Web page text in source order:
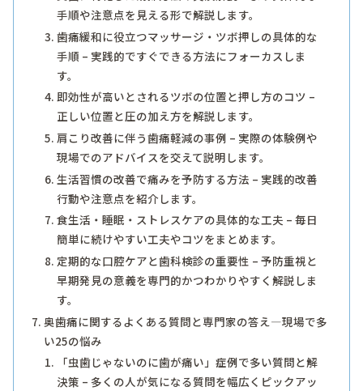
手順や注意点を見える形で解説します。
歯痛緩和に役立つマッサージ・ツボ押しの具体的な
手順 – 実践的ですぐできる方法にフォーカスしま
す。
即効性が高いとされるツボの位置と押し方のコツ –
正しい位置と圧の加え方を解説します。
肩こり改善に伴う歯痛軽減の事例 – 実際の体験例や
現場でのアドバイスを交えて説明します。
生活習慣の改善で痛みを予防する方法 – 実践的改善
行動や注意点を紹介します。
食生活・睡眠・ストレスケアの具体的な工夫 – 毎日
簡単に続けやすい工夫やコツをまとめます。
定期的な口腔ケアと歯科検診の重要性 – 予防重視と
早期発見の意義を専門的かつわかりやすく解説しま
す。
奥歯痛に関するよくある質問と専門家の答え―現場で多
い25の悩み
「虫歯じゃないのに歯が痛い」症例で多い質問と解
決策 – 多くの人が気になる質問を幅広くピックアッ